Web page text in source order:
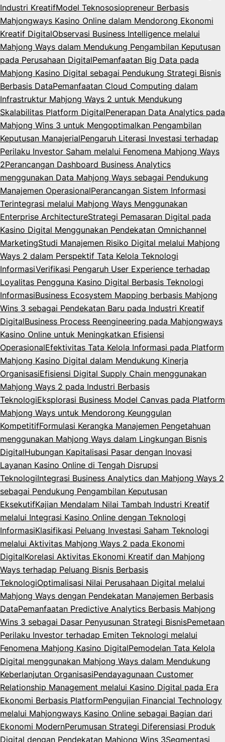
Industri KreatifModel Teknososiopreneur Berbasis
Mahjongways Kasino Online dalam Mendorong Ekonomi
Kreatif DigitalObservasi Business Intelligence melalui
Mahjong Ways dalam Mendukung Pengambilan Keputusan
pada Perusahaan DigitalPemanfaatan Big Data pada
Mahjong Kasino Digital sebagai Pendukung Strategi Bisnis
Berbasis DataPemanfaatan Cloud Computing dalam
Infrastruktur Mahjong Ways 2 untuk Mendukung
Skalabilitas Platform DigitalPenerapan Data Analytics pada
Mahjong Wins 3 untuk Mengoptimalkan Pengambilan
Keputusan ManajerialPengaruh Literasi Investasi terhadap
Perilaku Investor Saham melalui Fenomena Mahjong Ways
2Perancangan Dashboard Business Analytics
menggunakan Data Mahjong Ways sebagai Pendukung
Manajemen OperasionalPerancangan Sistem Informasi
Terintegrasi melalui Mahjong Ways Menggunakan
Enterprise ArchitectureStrategi Pemasaran Digital pada
Kasino Digital Menggunakan Pendekatan Omnichannel
MarketingStudi Manajemen Risiko Digital melalui Mahjong
Ways 2 dalam Perspektif Tata Kelola Teknologi
InformasiVerifikasi Pengaruh User Experience terhadap
Loyalitas Pengguna Kasino Digital Berbasis Teknologi
InformasiBusiness Ecosystem Mapping berbasis Mahjong
Wins 3 sebagai Pendekatan Baru pada Industri Kreatif
DigitalBusiness Process Reengineering pada Mahjongways
Kasino Online untuk Meningkatkan Efisiensi
OperasionalEfektivitas Tata Kelola Informasi pada Platform
Mahjong Kasino Digital dalam Mendukung Kinerja
OrganisasiEfisiensi Digital Supply Chain menggunakan
Mahjong Ways 2 pada Industri Berbasis
TeknologiEksplorasi Business Model Canvas pada Platform
Mahjong Ways untuk Mendorong Keunggulan
KompetitifFormulasi Kerangka Manajemen Pengetahuan
menggunakan Mahjong Ways dalam Lingkungan Bisnis
DigitalHubungan Kapitalisasi Pasar dengan Inovasi
Layanan Kasino Online di Tengah Disrupsi
TeknologiIntegrasi Business Analytics dan Mahjong Ways 2
sebagai Pendukung Pengambilan Keputusan
EksekutifKajian Mendalam Nilai Tambah Industri Kreatif
melalui Integrasi Kasino Online dengan Teknologi
InformasiKlasifikasi Peluang Investasi Saham Teknologi
melalui Aktivitas Mahjong Ways 2 pada Ekonomi
DigitalKorelasi Aktivitas Ekonomi Kreatif dan Mahjong
Ways terhadap Peluang Bisnis Berbasis
TeknologiOptimalisasi Nilai Perusahaan Digital melalui
Mahjong Ways dengan Pendekatan Manajemen Berbasis
DataPemanfaatan Predictive Analytics Berbasis Mahjong
Wins 3 sebagai Dasar Penyusunan Strategi BisnisPemetaan
Perilaku Investor terhadap Emiten Teknologi melalui
Fenomena Mahjong Kasino DigitalPemodelan Tata Kelola
Digital menggunakan Mahjong Ways dalam Mendukung
Keberlanjutan OrganisasiPendayagunaan Customer
Relationship Management melalui Kasino Digital pada Era
Ekonomi Berbasis PlatformPengujian Financial Technology
melalui Mahjongways Kasino Online sebagai Bagian dari
Ekonomi ModernPerumusan Strategi Diferensiasi Produk
Digital dengan Pendekatan Mahjong Wins 3Segmentasi